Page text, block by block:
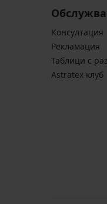
€
(31,27
лв.)
(39,68
28,99
€
(56,70
лв.)
Консултация
Pекламация
Таблици с
Astratex клуб